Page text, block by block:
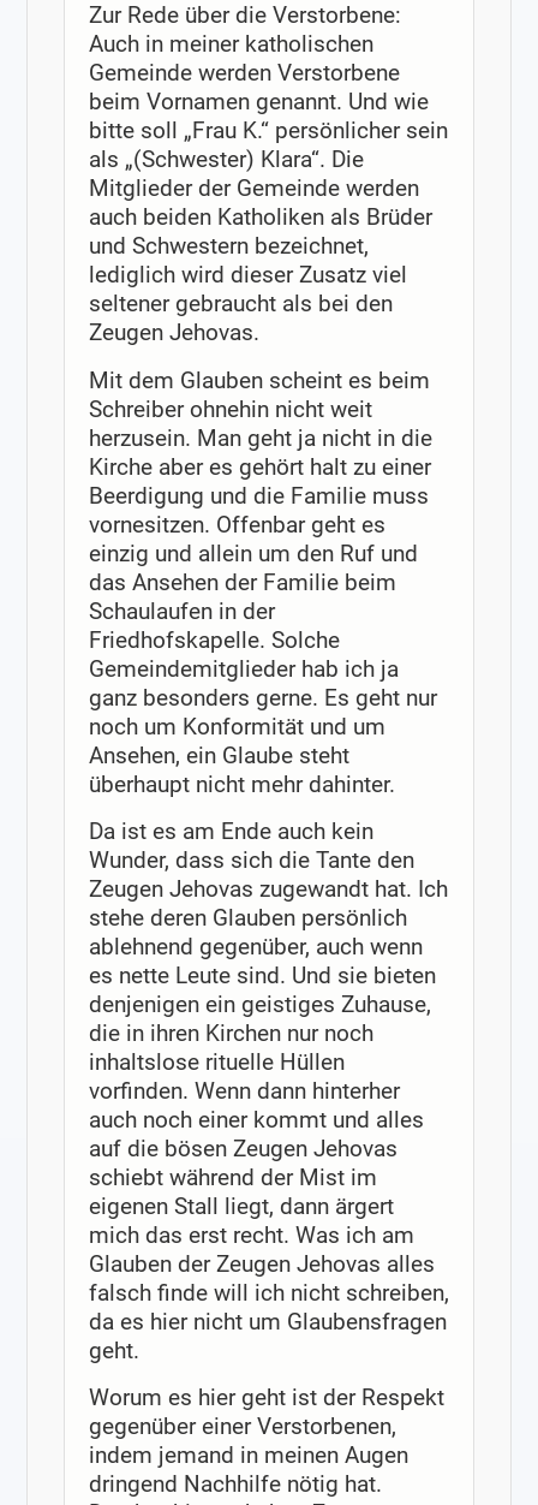
Zur Rede über die Verstorbene:
Auch in meiner katholischen
Gemeinde werden Verstorbene
beim Vornamen genannt. Und wie
bitte soll „Frau K.“ persönlicher sein
als „(Schwester) Klara“. Die
Mitglieder der Gemeinde werden
auch beiden Katholiken als Brüder
und Schwestern bezeichnet,
lediglich wird dieser Zusatz viel
seltener gebraucht als bei den
Zeugen Jehovas.
Mit dem Glauben scheint es beim
Schreiber ohnehin nicht weit
herzusein. Man geht ja nicht in die
Kirche aber es gehört halt zu einer
Beerdigung und die Familie muss
vornesitzen. Offenbar geht es
einzig und allein um den Ruf und
das Ansehen der Familie beim
Schaulaufen in der
Friedhofskapelle. Solche
Gemeindemitglieder hab ich ja
ganz besonders gerne. Es geht nur
noch um Konformität und um
Ansehen, ein Glaube steht
überhaupt nicht mehr dahinter.
Da ist es am Ende auch kein
Wunder, dass sich die Tante den
Zeugen Jehovas zugewandt hat. Ich
stehe deren Glauben persönlich
ablehnend gegenüber, auch wenn
es nette Leute sind. Und sie bieten
denjenigen ein geistiges Zuhause,
die in ihren Kirchen nur noch
inhaltslose rituelle Hüllen
vorfinden. Wenn dann hinterher
auch noch einer kommt und alles
auf die bösen Zeugen Jehovas
schiebt während der Mist im
eigenen Stall liegt, dann ärgert
mich das erst recht. Was ich am
Glauben der Zeugen Jehovas alles
falsch finde will ich nicht schreiben,
da es hier nicht um Glaubensfragen
geht.
Worum es hier geht ist der Respekt
gegenüber einer Verstorbenen,
indem jemand in meinen Augen
dringend Nachhilfe nötig hat.